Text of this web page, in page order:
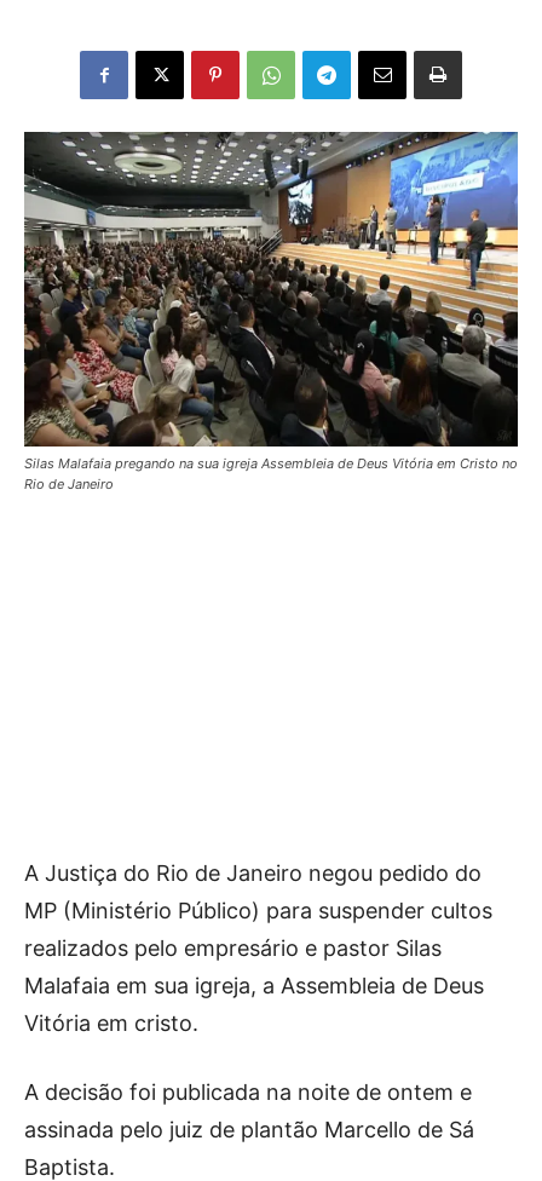
Silas Malafaia pregando na sua igreja Assembleia de Deus Vitória em Cristo no
Rio de Janeiro
A Justiça do Rio de Janeiro negou pedido do
MP (Ministério Público) para suspender cultos
realizados pelo empresário e pastor Silas
Malafaia em sua igreja, a Assembleia de Deus
Vitória em cristo.
A decisão foi publicada na noite de ontem e
assinada pelo juiz de plantão Marcello de Sá
Baptista.